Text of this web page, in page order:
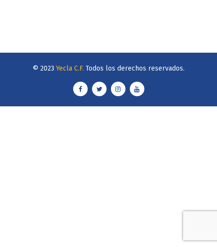
© 2023Yecla C.F. Todos los derechos reservados.